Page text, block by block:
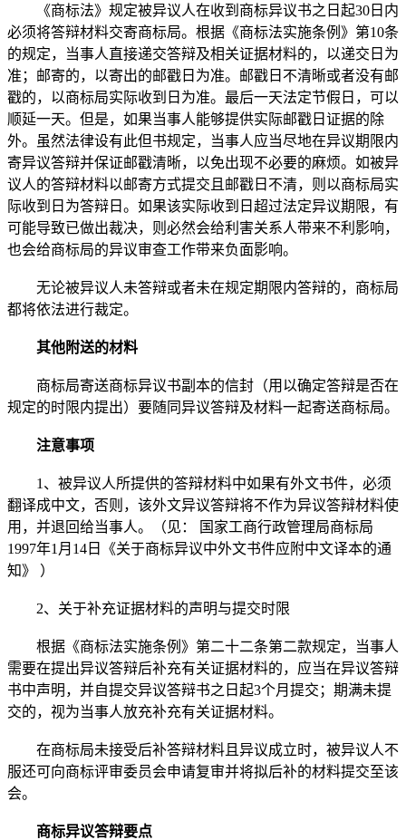
《商标法》规定被异议人在收到商标异议书之日起30日内
必须将答辩材料交寄商标局。根据《商标法实施条例》第10条
的规定，当事人直接递交答辩及相关证据材料的，以递交日为
准；邮寄的，以寄出的邮戳日为准。邮戳日不清晰或者没有邮
戳的，以商标局实际收到日为准。最后一天法定节假日，可以
顺延一天。但是，如果当事人能够提供实际邮戳日证据的除
外。虽然法律设有此但书规定，当事人应当尽地在异议期限内
寄异议答辩并保证邮戳清晰，以免出现不必要的麻烦。如被异
议人的答辩材料以邮寄方式提交且邮戳日不清，则以商标局实
际收到日为答辩日。如果该实际收到日超过法定异议期限，有
可能导致已做出裁决，则必然会给利害关系人带来不利影响，
也会给商标局的异议审查工作带来负面影响。
无论被异议人未答辩或者未在规定期限内答辩的，商标局
都将依法进行裁定。
其他附送的材料
商标局寄送商标异议书副本的信封（用以确定答辩是否在
规定的时限内提出）要随同异议答辩及材料一起寄送商标局。
注意事项
1、被异议人所提供的答辩材料中如果有外文书件，必须
翻译成中文，否则，该外文异议答辩将不作为异议答辩材料使
用，并退回给当事人。（见： 国家工商行政管理局商标局
1997年1月14日《关于商标异议中外文书件应附中文译本的通
知》 ）
2、关于补充证据材料的声明与提交时限
根据《商标法实施条例》第二十二条第二款规定，当事人
需要在提出异议答辩后补充有关证据材料的，应当在异议答辩
书中声明，并自提交异议答辩书之日起3个月提交；期满未提
交的，视为当事人放充补充有关证据材料。
在商标局未接受后补答辩材料且异议成立时，被异议人不
服还可向商标评审委员会申请复审并将拟后补的材料提交至该
会。
商标异议答辩要点